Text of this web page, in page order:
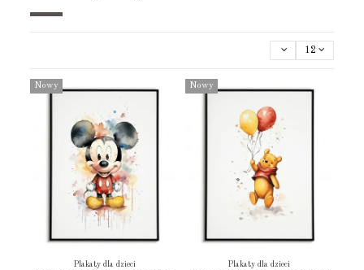
12
Nowy
Plakaty dla dzieci
Nowy
Plakaty dla dzieci